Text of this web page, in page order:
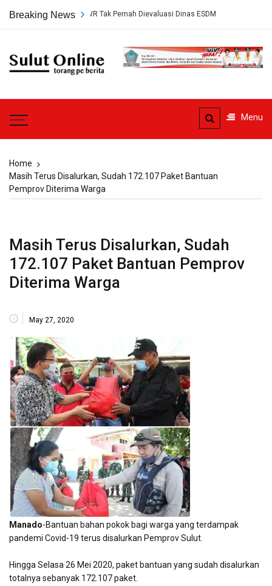
Breaking News
PT HWR Tak Pernah Dievaluasi Dinas ESDM Ahli Hukum
Sulut
Menu
Home
Masih Terus Disalurkan, Sudah 172.107 Paket Bantuan
Pemprov Diterima Warga
Masih Terus Disalurkan, Sudah
172.107 Paket Bantuan Pemprov
Diterima Warga
May 27, 2020
Manado-Bantuan bahan pokok bagi warga yang terdampak
pandemi Covid-19 terus disalurkan Pemprov Sulut.
Hingga Selasa 26 Mei 2020, paket bantuan yang sudah disalurkan
totalnya sebanyak 172.107 paket.